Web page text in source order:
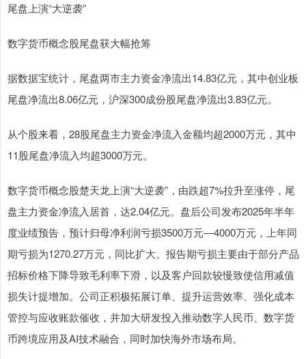
尾盘上演“大逆袭”
数字货币概念股尾盘获大幅抢筹
据数据宝统计，尾盘两市主力资金净流出14.83亿元，其中创业板
尾盘净流出8.06亿元，沪深300成份股尾盘净流出3.83亿元。
从个股来看，28股尾盘主力资金净流入金额均超2000万元，其中
11股尾盘净流入均超3000万元。
数字货币概念股楚天龙上演“大逆袭”，由跌超7%拉升至涨停，尾
盘主力资金净流入居首，达2.04亿元。盘后公司发布2025年半年
度业绩预告，预计归母净利润亏损3500万元—4000万元，上年同
期亏损为1270.27万元，同比扩大。报告期亏损主要由于部分产品
招标价格下降导致毛利率下滑，以及客户回款较慢致使信用减值
损失计提增加。公司正积极拓展订单、提升运营效率、强化成本
管控与应收账款催收，并加大研发投入推动数字人民币、数字货
币跨境应用及AI技术融合，同时加快海外市场布局。